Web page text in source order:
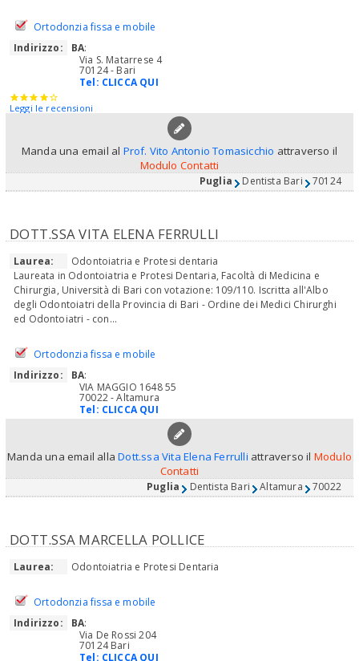
Ortodonzia fissa e mobile
Indirizzo:
BA:
Via S. Matarrese 4
70124 - Bari
Tel: CLICCA QUI
Leggi le recensioni
Manda una email al Prof. Vito Antonio Tomasicchio attraverso il
Modulo Contatti
Puglia Dentista Bari 70124
DOTT.SSA VITA ELENA FERRULLI
Laurea:
Odontoiatria e Protesi dentaria
Laureata in Odontoiatria e Protesi Dentaria, Facoltà di Medicina e
Chirurgia, Università di Bari con votazione: 109/110. Iscritta all'Albo
degli Odontoiatri della Provincia di Bari - Ordine dei Medici Chirurghi
ed Odontoiatri - con...
Ortodonzia fissa e mobile
Indirizzo:
BA:
VIA MAGGIO 1648 55
70022 - Altamura
Tel: CLICCA QUI
Manda una email allaDott.ssa Vita Elena Ferrulli attraverso il Modulo
Contatti
Puglia Dentista Bari Altamura 70022
DOTT.SSA MARCELLA POLLICE
Laurea: Odontoiatria e Protesi Dentaria
Ortodonzia fissa e mobile
Indirizzo:
BA:
Via De Rossi 204
70124 Bari
Tel: CLICCA QUI